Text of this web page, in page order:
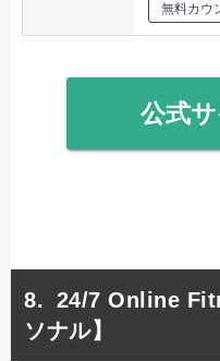
無料カウ
公式
24/7 Online
ソナル】